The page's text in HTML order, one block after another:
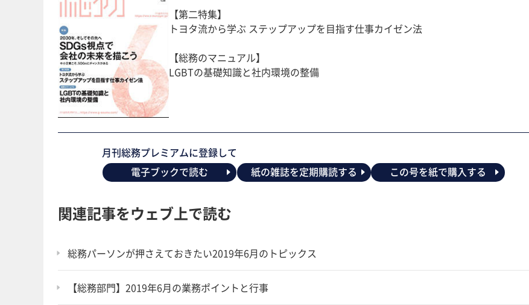
【第二特集】
トヨタ流から学ぶ ステップアップを目指す仕事カイゼン法
【総務のマニュアル】
LGBTの基礎知識と社内環境の整備
月刊総務プレミアムに登録して
電子ブックで読む
紙の雑誌を定期購読する この号を紙で購入する
関連記事をウェブ上で読む
総務パーソンが押さえておきたい2019年6月のトピックス
【総務部門】2019年6月の業務ポイントと行事